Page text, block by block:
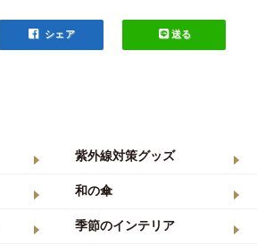
シェア 送る
紫外線対策グッズ
和の傘
季節のインテリア